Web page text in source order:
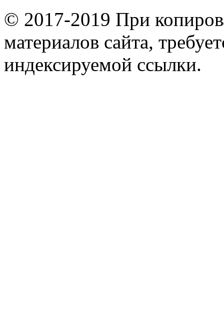
© 2017-2019 При
материалов сайта,
индексируемой ссылки.